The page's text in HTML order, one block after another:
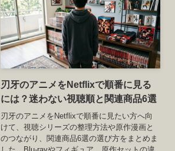
刃牙のアニメをNetflixで順番に見る
には？迷わない視聴順と関連商品6選
刃牙のアニメをNetflixで順番に見たい方へ向
けて、視聴シリーズの整理方法や原作漫画と
のつながり、関連商品6選の選び方をまとめま